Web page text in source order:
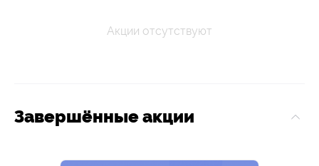
Акции отсутствуют
Завершённые акции